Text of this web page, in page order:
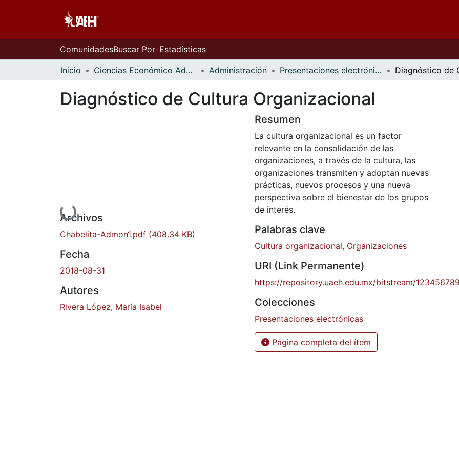
ComunidadesBuscar Por Estadísticas
Inicio Ciencias Económico Administrativas Administración Presentaciones electrónicas
Diagnóstico de Cultura Organizacional
Cargando...
Archivos
Chabelita-Admon1.pdf (408.34 KB)
Fecha
2018-08-31
Autores
Rivera López, María Isabel
Resumen
La cultura organizacional es un factor
relevante en la consolidación de las
organizaciones, a través de la cultura, las
organizaciones transmiten y adoptan nuevas
prácticas, nuevos procesos y una nueva
perspectiva sobre el bienestar de los grupos
de interés.
Palabras clave
Cultura organizacional, Organizaciones
URI (Link Permanente)
https://repository.uaeh.edu.mx/bitstream/
Colecciones
Presentaciones electrónicas
Página completa del ítem